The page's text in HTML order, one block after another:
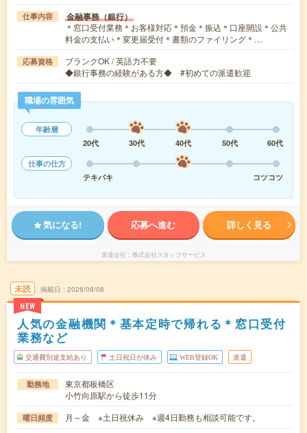
仕事内容 金融事務（銀行）
＊窓口受付業務＊お客様対応＊預金＊振込＊口座開設＊公共
料金の支払い＊変更届受付＊書類のファイリング＊…
応募資格
ブランクOK / 英語力不要
◆銀行事務の経験がある方◆ #初めての派遣歓迎
職場の雰囲気
年齢層
20代
30代 40代 50代
60代
仕事の仕方
テキパキ
コツコツ
気になる! 応募へ進む 詳しく見る
派遣会社 株式会社スタッフサービス
未読
NEW
掲載日 2026/08/08
人気の金融機関＊基本定時で帰れる＊窓口受付
業務など
交通費別途支給あり 土日祝日が休み WEB登録OK 派遣
勤務地
東京都板橋区
小竹向原駅から徒歩11分
曜日頻度 月～金 ※土日祝休み ※週4日勤務も相談可能です。